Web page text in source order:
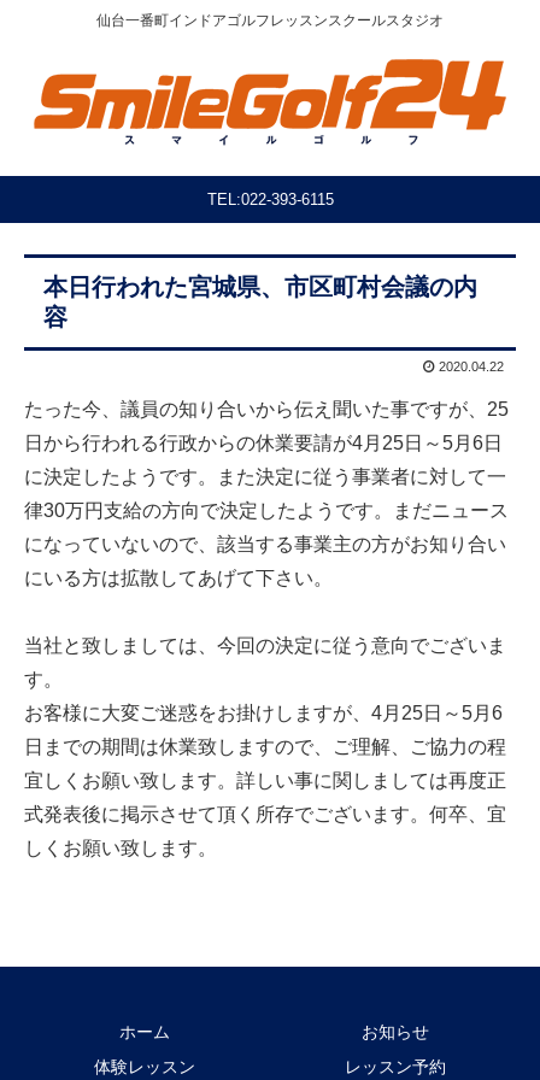
仙台一番町インドアゴルフレッスンスクールスタジオ
TEL:022-393-6115
本日行われた宮城県、市区町村会議の内
容
2020.04.22
たった今、議員の知り合いから伝え聞いた事ですが、25
日から行われる行政からの休業要請が4月25日～5月6日
に決定したようです。また決定に従う事業者に対して一
律30万円支給の方向で決定したようです。まだニュース
になっていないので、該当する事業主の方がお知り合い
にいる方は拡散してあげて下さい。
当社と致しましては、今回の決定に従う意向でございま
す。
お客様に大変ご迷惑をお掛けしますが、4月25日～5月6
日までの期間は休業致しますので、ご理解、ご協力の程
宜しくお願い致します。詳しい事に関しましては再度正
式発表後に掲示させて頂く所存でございます。何卒、宜
しくお願い致します。
ホーム
お知らせ
体験レッスン
レッスン予約